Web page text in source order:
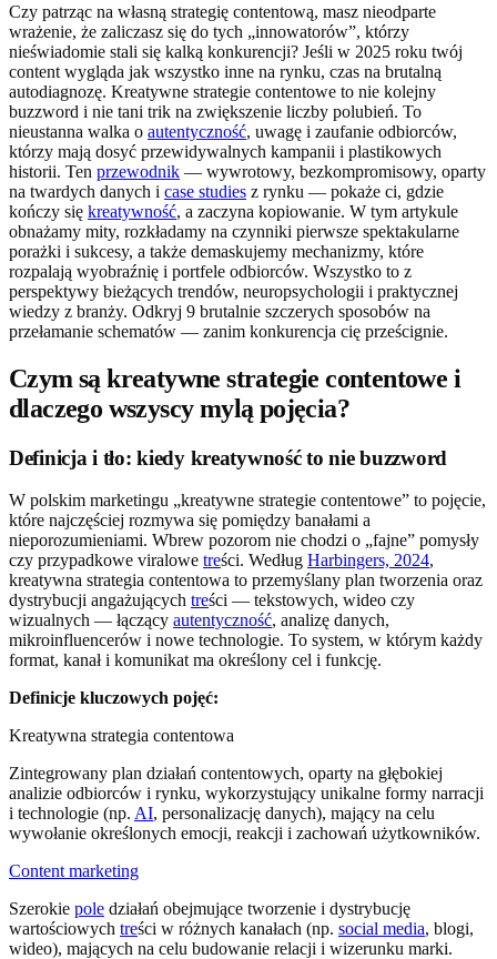
Czy patrząc na własną strategię contentową, masz nieodparte
wrażenie, że zaliczasz się do tych „innowatorów”, którzy
nieświadomie stali się kalką konkurencji? Jeśli w 2025 roku twój
content wygląda jak wszystko inne na rynku, czas na brutalną
autodiagnozę. Kreatywne strategie contentowe to nie kolejny
buzzword i nie tani trik na zwiększenie liczby polubień. To
nieustanna walka o autentyczność, uwagę i zaufanie odbiorców,
którzy mają dosyć przewidywalnych kampanii i plastikowych
historii. Ten przewodnik — wywrotowy, bezkompromisowy, oparty
na twardych danych i case studies z rynku — pokaże ci, gdzie
kończy się kreatywność, a zaczyna kopiowanie. W tym artykule
obnażamy mity, rozkładamy na czynniki pierwsze spektakularne
porażki i sukcesy, a także demaskujemy mechanizmy, które
rozpalają wyobraźnię i portfele odbiorców. Wszystko to z
perspektywy bieżących trendów, neuropsychologii i praktycznej
wiedzy z branży. Odkryj 9 brutalnie szczerych sposobów na
przełamanie schematów — zanim konkurencja cię prześcignie.
Czym są kreatywne strategie contentowe i
dlaczego wszyscy mylą pojęcia?
Definicja i tło: kiedy kreatywność to nie buzzword
W polskim marketingu „kreatywne strategie contentowe” to pojęcie,
które najczęściej rozmywa się pomiędzy banałami a
nieporozumieniami. Wbrew pozorom nie chodzi o „fajne” pomysły
czy przypadkowe viralowe treści. Według Harbingers, 2024,
kreatywna strategia contentowa to przemyślany plan tworzenia oraz
dystrybucji angażujących treści — tekstowych, wideo czy
wizualnych — łączący autentyczność, analizę danych,
mikroinfluencerów i nowe technologie. To system, w którym każdy
format, kanał i komunikat ma określony cel i funkcję.
Definicje kluczowych pojęć:
Kreatywna strategia contentowa
Zintegrowany plan działań contentowych, oparty na głębokiej
analizie odbiorców i rynku, wykorzystujący unikalne formy narracji
i technologie (np. AI, personalizację danych), mający na celu
wywołanie określonych emocji, reakcji i zachowań użytkowników.
Content marketing
Szerokie pole działań obejmujące tworzenie i dystrybucję
wartościowych treści w różnych kanałach (np. social media, blogi,
wideo), mających na celu budowanie relacji i wizerunku marki.